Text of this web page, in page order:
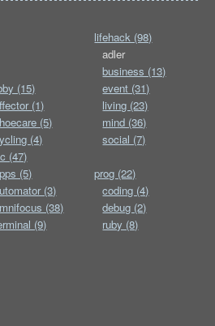
(15)
(1)
(5)
(4)
lifehack (98)
adler
business (13)
event (31)
living (23)
mind (36)
social (7)
(47)
(5)
(3)
(38)
(9)
prog (22)
coding (4)
debug (2)
ruby (8)